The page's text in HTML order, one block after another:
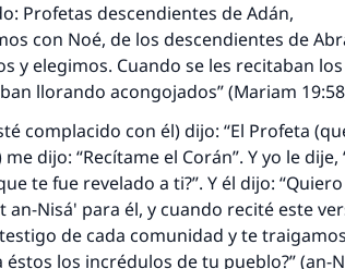
Profetas descendientes de Adán,
con Noé, de los descendientes de
y elegimos. Cuando se les recitaban los
llorando acongojados” (Mariam
complacido con él) dijo: “El Profeta
dijo: “Recítame el Corán”. Y yo le dije,
te fue revelado a ti?”. Y él dijo:
an-Nisá' para él, y cuando recité este
de cada comunidad y te
los incrédulos de tu pueblo?” (an-